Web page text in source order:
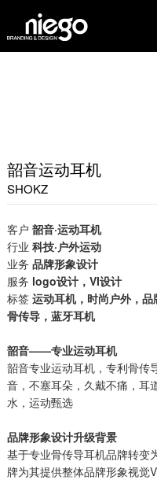
韶音运动耳机
SHOKZ
客户 韶音·运动耳机
行业 科技·户外运动
业务 品牌形象设计
服务 logo设计， VI设计
标签 运动耳机，时尚户外，
骨传导，蓝牙耳机
韶音——专业运动耳机
韶音专业运动耳机，专利骨传
音，不塞耳朵，久戴不痛，耳
水，运动甄选
品牌形象设计升级背景
基于专业骨传导耳机品牌转变
牌为其提供整体品牌形象视觉